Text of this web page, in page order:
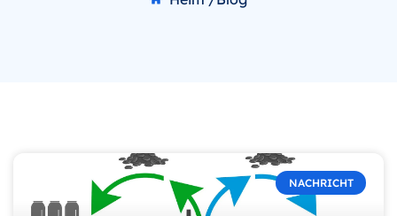
NACHRICHT